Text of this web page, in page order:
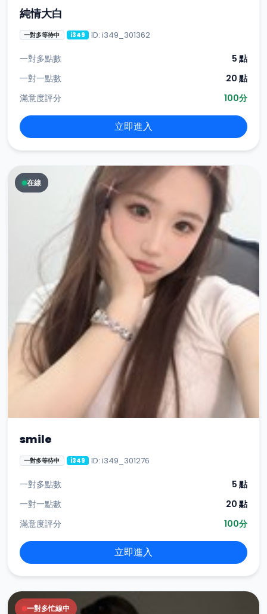
純情大白
一對多等待中 i349 ID: i349_301362
一對多點數
5 點
一對一點數
20 點
滿意度評分
100分
立即進入
在線
smile
一對多等待中 i349 ID: i349_301276
一對多點數
5 點
一對一點數
20 點
滿意度評分
100分
立即進入
一對多忙線中